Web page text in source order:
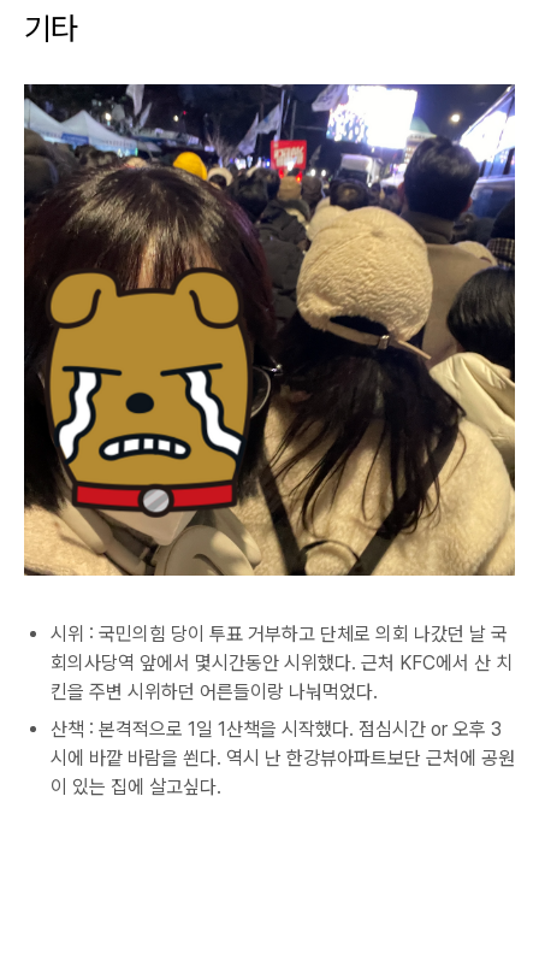
기타
시위 : 국민의힘 당이 투표 거부하고 단체로 의회 나갔던 날 국
회의사당역 앞에서 몇시간동안 시위했다. 근처 KFC에서 산 치
킨을 주변 시위하던 어른들이랑 나눠먹었다.
산책 : 본격적으로 1일 1산책을 시작했다. 점심시간 or 오후 3
시에 바깥 바람을 쐰다. 역시 난 한강뷰아파트보단 근처에 공원
이 있는 집에 살고싶다.